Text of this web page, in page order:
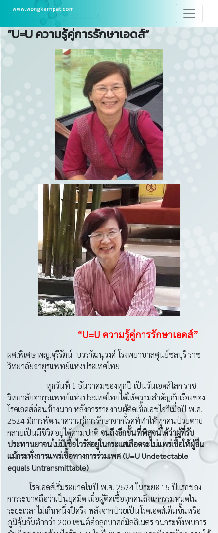
“U=U ความรู้คู่การรักษาเอดส์”
“U=U ความรู้คู่การรักษาเอดส์”
ผศ.พิเศษ พญ.จุรีรัตน์ บวรวัฒนุวงศ์ โรงพยาบาลศูนย์ชลบุรี ราช
วิทยาลัยอายุรแพทย์แห่งประเทศไทย
ทุกวันที่ 1 ธันวาคมของทุกปี เป็นวันเอดส์โลก ราช
วิทยาลัยอายุรแพทย์แห่งประเทศไทยได้ให้ความสำคัญกับเรื่องของ
โรคเอดส์ค่อนข้างมาก หลังการรายงานผู้ติดเชื้อเอชไอวีเมื่อปี พ.ศ.
2524 มีการพัฒนาความรู้การรักษาจากโรคที่ทำให้ทุกคนป่วยตาย
กลายเป็นมีชีวิตอยู่ได้ตามปกติ จนถึงอีกขั้นที่พิสูจน์ได้ว่าผู้ที่รับ
ประทานยาจนไม่มีเชื้อไวรัสอยู่ในกระแสเลือดจะไม่แพร่เชื้อให้ผู้อื่น
แม้กระทั่งการแพร่เชื้อทางการร่วมเพศ(U=U Undetectable
equals Untransmittable)
โรคเอดส์เริ่มระบาดในปี พ.ศ. 2524 ในระยะ 15 ปีแรกของ
การระบาดถือว่าเป็นยุคมืด เมื่อผู้ติดเชื้อทุกคนถึงแก่กรรมหมดใน
ระยะเวลาไม่เกินหนึ่งปีครึ่ง หลังจากป่วยเป็นโรคเอดส์เต็มขั้นหรือ
ภูมิคุ้มกันต่ำกว่า 200 เซนต์ต่อลูกบาศก์มิลลิเมตร จนกระทั่งพบการ